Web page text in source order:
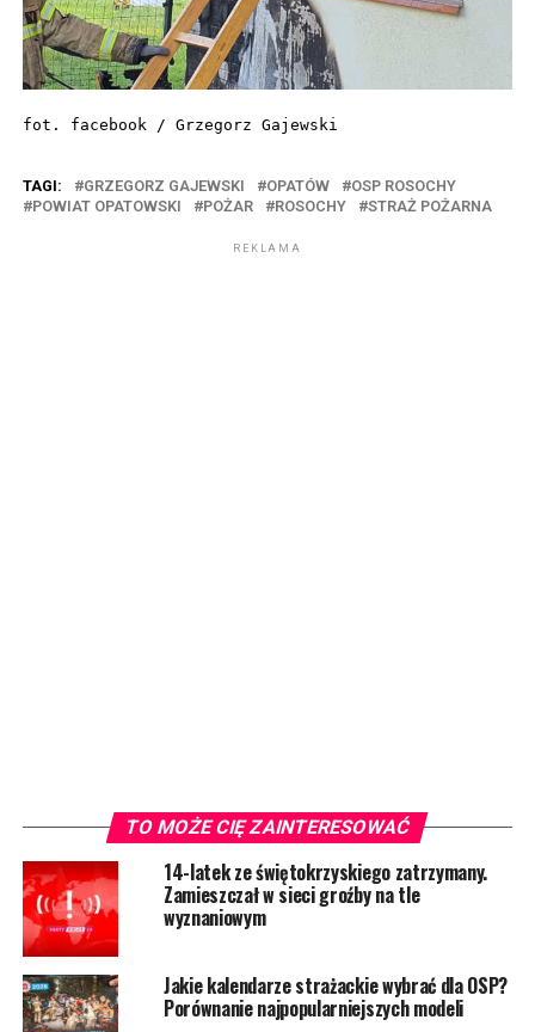
fot. facebook / Grzegorz Gajewski
TAGI: GRZEGORZ GAJEWSKI OPATÓW
OSP ROSOCHY
POWIAT OPATOWSKI
POŻAR ROSOCHY STRAŻ POŻARNA
REKLAMA
TO MOŻE CIĘ ZAINTERESOWAĆ
14-latek ze świętokrzyskiego zatrzymany.
Zamieszczał w sieci groźby na tle
wyznaniowym
Jakie kalendarze strażackie wybrać dla OSP?
Porównanie najpopularniejszych modeli